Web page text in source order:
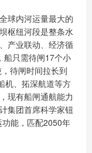
球内河运量最大的
枢纽河段是整条水
产业联动、经济循
船只需待闸17个小
待闸时间拉长到
机、拓深航道等方
现有船闸通航能力
集团首席科学家钮
能，匹配2050年